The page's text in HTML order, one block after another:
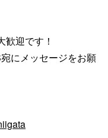
迎です！
にメッセージをお願